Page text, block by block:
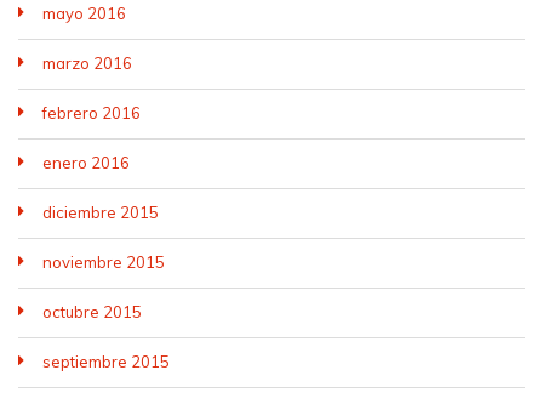
mayo 2016
marzo 2016
febrero 2016
enero 2016
diciembre 2015
noviembre 2015
octubre 2015
septiembre 2015